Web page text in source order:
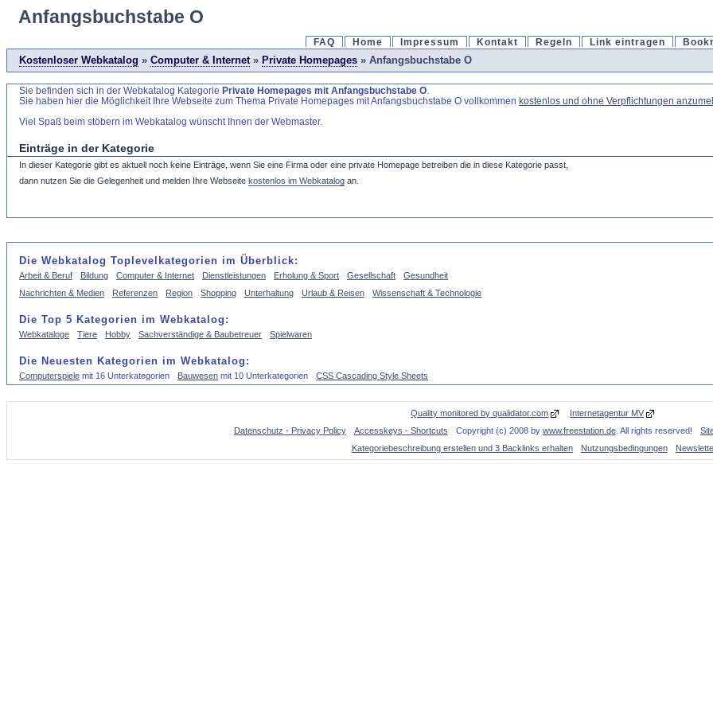
Anfangsbuchstabe O
FAQ Home Impressum Kontakt Regeln Link eintragen
Kostenloser Webkatalog » Computer & Internet» Private Homepages » Anfangsbuchstabe O
Sie befinden sich in der Webkatalog Kategorie Private Homepages mit Anfangsbuchstabe O
Sie haben hier die Möglichkeit Ihre Webseite zum Thema Private Homepages mit Anfangsbuchstabe O vollkommen kostenlos und ohne Verpflichtungen
Viel Spaß beim stöbern im Webkatalog wünscht Ihnen der Webmaster.
Einträge in der Kategorie
In dieser Kategorie gibt es aktuell noch keine Einträge, wenn Sie eine Firma oder eine private Homepage betreiben die in diese Kategorie passt,
dann nutzen Sie die Gelegenheit und melden Ihre Webseite kostenlos im Webkatalog an.
Die Webkatalog Toplevelkategorien im Überblick:
Arbeit & Beruf Bildung Computer & Internet Dienstleistungen Erholung & Sport Gesellschaft
Gesundheit
Nachrichten & Medien
Referenzen Region Shopping Unterhaltung Urlaub & Reisen Wissenschaft & Technologie
Die Top 5 Kategorien im Webkatalog:
Webkataloge Tiere Hobby Sachverständige & Baubetreuer Spielwaren
Die Neuesten Kategorien im Webkatalog:
Computerspiele mit 16 Unterkategorien Bauwesen mit 10 Unterkategorien CSS Cascading Style Sheets
Quality monitored by qualidator.com
Internetagentur MV
Datenschutz - Privacy Policy
Accesskeys - Shortcuts Copyright (c) 2008 by www.freestation.de. All rights reserved!
Kategoriebeschreibung erstellen und 3 Backlinks erhalten
Nutzungsbedingungen